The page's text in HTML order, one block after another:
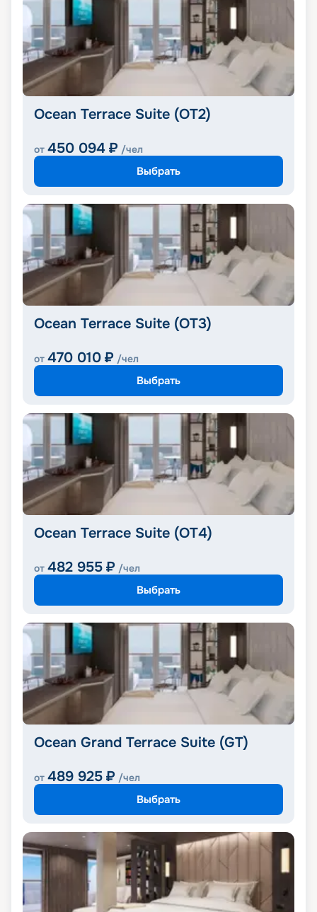
Ocean Terrace Suite (OT2)
от 450 094 ₽ /чел
Выбрать
Ocean Terrace Suite (OT3)
от 470 010 ₽ /чел
Выбрать
Ocean Terrace Suite (OT4)
от 482 955 ₽ /чел
Выбрать
Ocean Grand Terrace Suite (GT)
от 489 925 ₽ /чел
Выбрать